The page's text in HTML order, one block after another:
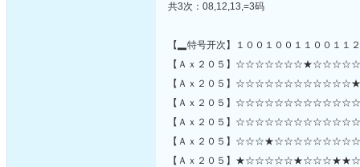
共3次：08,12,13,=3码
【▂特号开次】１００１００１１００１１
【Ａｘ２０５】
【Ａｘ２０５】
【Ａｘ２０５】
【Ａｘ２０５】
【Ａｘ２０５】
【Ａｘ２０５】